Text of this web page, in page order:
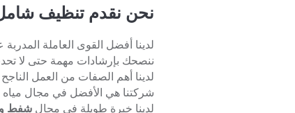
نحن نقدم تنظيف
لدينا أفضل القوى العاملة
ننصحك بإرشادات مهمة حتى لا
لدينا أهم الصفات من العمل
شركتنا هي الأفضل في مجال مياه
لدينا خبرة طويلة في مجال شفط